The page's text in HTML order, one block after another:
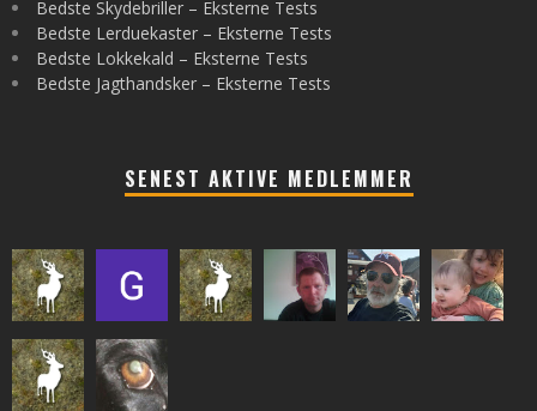
Bedste Skydebriller – Eksterne Tests
Bedste Lerduekaster – Eksterne Tests
Bedste Lokkekald – Eksterne Tests
Bedste Jagthandsker – Eksterne Tests
SENEST AKTIVE MEDLEMMER